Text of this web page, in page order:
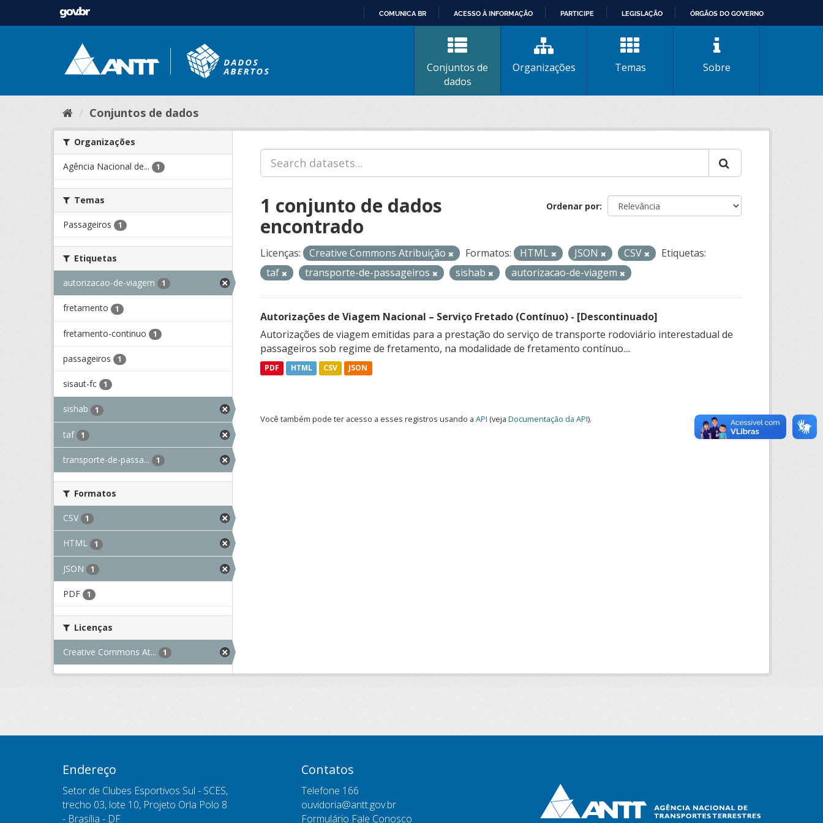
CONTEÚDO
COMUNICA BR ACESSO À INFORMAÇÃO PARTICIPE LEGISLAÇÃO ÓRGÃOS DO GOVERNO
Conjuntos de
dados
Organizações Temas Sobre
Conjuntos de dados
Organizações
Agência Nacional de... 1
Temas
Passageiros 1
Etiquetas
autorizacao-de-viagem 1
fretamento 1
fretamento-continuo 1
passageiros 1
sisaut-fc 1
sishab 1
taf 1
transporte-de-passa... 1
Formatos
CSV 1
HTML 1
JSON 1
PDF 1
Licenças
Creative Commons At... 1
Ordenar por
1 conjunto de dados
encontrado
Licenças: Creative Commons Atribuição Formatos: HTML JSON CSV
Etiquetas:
taf
transporte-de-passageiros sishab autorizacao-de-viagem
Autorizações de Viagem Nacional – Serviço Fretado (Contínuo) - [Descontinuado]
Autorizações de viagem emitidas para a prestação do serviço de transporte rodoviário interestadual de
passageiros sob regime de fretamento, na modalidade de fretamento contínuo....
PDF HTML CSV JSON
Você também pode ter acesso a esses registros usando a API (veja Documentação da API).
Endereço
Setor de Clubes Esportivos Sul - SCES,
trecho 03, lote 10, Projeto Orla Polo 8
- Brasília - DF
Contatos
Telefone 166
ouvidoria@antt.gov.br
Formulário Fale Conosco